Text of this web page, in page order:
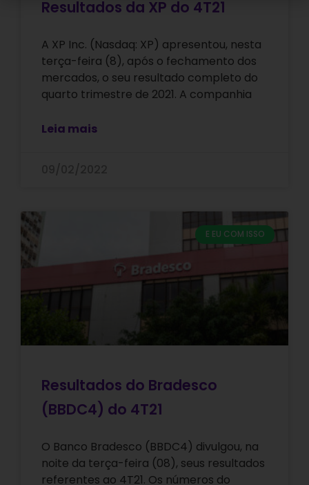
Resultados da XP do 4T21
A XP Inc. (Nasdaq: XP) apresentou, nesta
terça-feira (8), após o fechamento dos
mercados, o seu resultado completo do
quarto trimestre de 2021. A companhia
Leia mais
E EU COM ISSO
Resultados do Bradesco
(BBDC4) do 4T21
O Banco Bradesco (BBDC4) divulgou, na
noite da terça-feira (08), seus resultados
referentes ao 4T21. Os números do